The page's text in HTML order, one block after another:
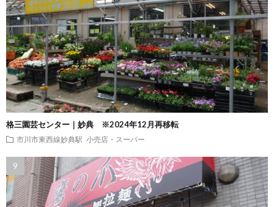
格三園芸センター｜妙典 ※2024年12月再移転
市川市東西線妙典駅 小売店・スーパー